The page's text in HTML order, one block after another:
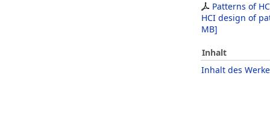
Patterns of
HCI design of
MB]
Inhalt
Inhalt des